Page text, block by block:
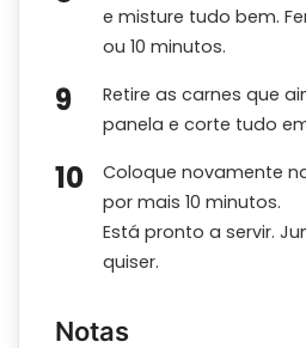
e misture tudo bem.
ou 10 minutos.
Retire as carnes que
panela e corte tudo
Coloque novamente
por mais 10 minutos.
Está pronto a servir.
quiser.
Notas